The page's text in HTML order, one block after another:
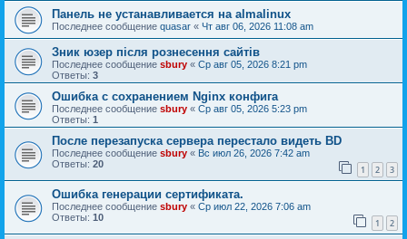
Панель не устанавливается на almalinux
Последнее сообщение quasar « Чт авг 06, 2026 11:08 am
Зник юзер після рознесення сайтів
Последнее сообщение sbury « Ср авг 05, 2026 8:21 pm
Ответы: 3
Ошибка с сохранением Nginx конфига
Последнее сообщение sbury « Ср авг 05, 2026 5:23 pm
Ответы: 1
После перезапуска сервера перестало видеть BD
Последнее сообщение sbury « Вс июл 26, 2026 7:42 am
Ответы: 20 1 2 3
Ошибка генерации сертификата.
Последнее сообщение sbury « Ср июл 22, 2026 7:06 am
Ответы: 10 1 2